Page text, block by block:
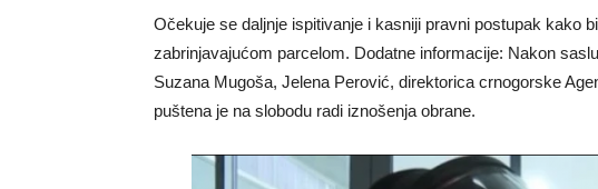
Očekuje se daljnje ispitivanje i kasniji pravni postupak kako
zabrinjavajućom parcelom. Dodatne informacije: Nakon
Suzana Mugoša, Jelena Perović, direktorica crnogorske
puštena je na slobodu radi iznošenja obrane.